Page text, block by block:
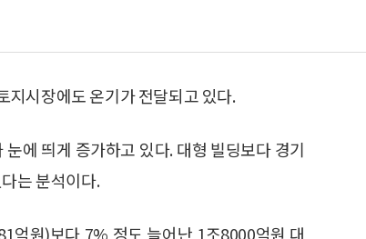
지시장에도 온기가 전달되고 있다.
에 띄게 증가하고 있다. 대형 빌딩보다 경기
는 분석이다.
억원)보다 7% 정도 늘어난 1조8000억원 대